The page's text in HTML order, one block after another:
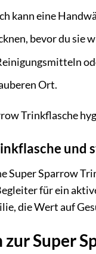
kann eine
bevor du sie
Ort.
Trinkflasche
und
Super Sparrow
für ein
die Wert auf
Super